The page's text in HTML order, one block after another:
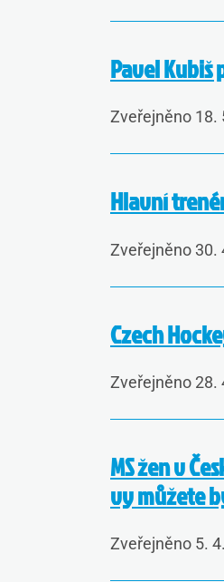
Pavel Kubiš
Zveřejněno 18.
Hlavní
Zveřejněno 30.
Czech
Zveřejněno 28.
MS žen v
vy můžete
Zveřejněno 5.